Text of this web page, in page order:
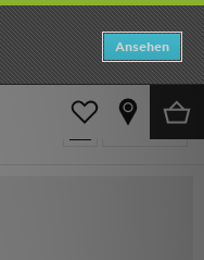
Ansehen
verfeinern